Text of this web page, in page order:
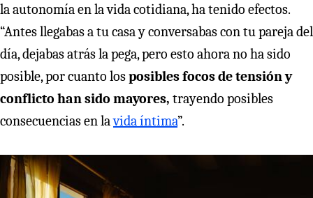
la autonomía en la vida cotidiana, ha tenido efectos.
“Antes llegabas a tu casa y conversabas con tu pareja del
día, dejabas atrás la pega, pero esto ahora no ha sido
posible, por cuanto losposibles focos de tensión y
conflicto han sido mayores, trayendo posibles
consecuencias en lavida íntima”.